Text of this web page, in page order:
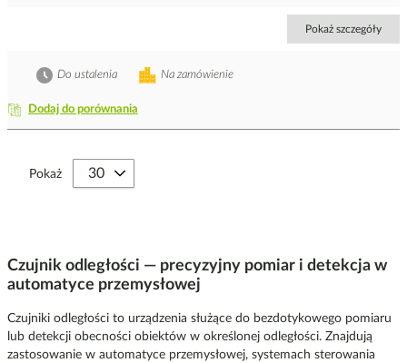
Pokaż szczegóły
Dodaj do porównania
Na zamówienie
Do ustalenia
Pokaż
Czujnik odległości — precyzyjny pomiar i detekcja w
automatyce przemysłowej
Czujniki odległości to urządzenia służące do bezdotykowego pomiaru
lub detekcji obecności obiektów w określonej odległości. Znajdują
zastosowanie w automatyce przemysłowej, systemach sterowania